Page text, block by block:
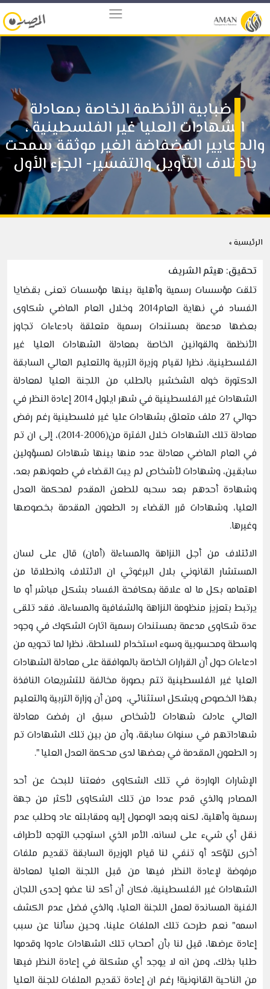
ضبابية الأنظمة الخاصة بمعادلة
الشهادات العليا غير الفلسطينية ،
والمعايير الفضفاضة الغير موثقة سمحت
باختلاف التأويل والتفسير- الجزء الأول
الرئيسية »
تحقيق: هيثم الشريف
تلقت مؤسسات رسمية وأهلية بينها مؤسسات تعنى بقضايا
الفساد في نهاية العام2014 وخلال العام الماضي شكاوى
بعضها مدعمة بمستندات رسمية متعلقة بادعاءات تجاوز
الأنظمة والقوانين الخاصة بمعادلة الشهادات العليا غير
الفلسطينية، نظرا لقيام وزيرة التربية والتعليم العالي السابقة
الدكتورة خوله الشخشير بالطلب من اللجنة العليا لمعادلة
الشهادات غير الفلسطينية في شهر ايلول 2014 إعادة النظر في
حوالي 27 ملف متعلق بشهادات عليا غير فلسطينية رغم رفض
معادلة تلك الشهادات خلال الفترة من(2006-2014)، إلى ان تم
في العام الماضي معادلة عدد منها بينها شهادات لمسؤولين
سابقين، وشهادات لأشخاص لم يبت القضاء في طعونهم بعد،
وشهادة أحدهم بعد سحبه للطعن المقدم لمحكمة العدل
العليا، وشهادات قرر القضاء رد الطعون المقدمة بخصوصها
وغيرها.
الائتلاف من أجل النزاهة والمساءلة (أمان) قال على لسان
المستشار القانوني بلال البرغوثي ان الائتلاف وانطلاقا من
اهتمامه بكل ما له علاقة بمكافحة الفساد بشكل مباشر أو ما
يرتبط بتعزيز منظومة النزاهة والشفافية والمساءلة، فقد تلقى
عدة شكاوى مدعمة بمستندات رسمية اثارت الشكوك في وجود
واسطة ومحسوبية وسوء استخدام للسلطة، نظرا لما تحويه من
ادعاءات حول أن القرارات الخاصة بالموافقة على معادلة الشهادات
العليا غير الفلسطينية تتم بصورة مخالفة للتشريعات النافذة
بهذا الخصوص وبشكل استثنائي، ومن أن وزارة التربية والتعليم
العالي عادلت شهادات لأشخاص سبق ان رفضت معادلة
شهاداتهم في سنوات سابقة، وأن من بين تلك الشهادات تم
رد الطعون المقدمة في بعضها لدى محكمة العدل العليا ".
الإشارات الواردة في تلك الشكاوى دفعتنا للبحث عن أحد
المصادر والذي قدم عددا من تلك الشكاوى لأكثر من جهة
رسمية وأهلية، لكنه وبعد الوصول إليه ومقابلته عاد وطلب عدم
نقل أي شيء على لسانه، الأمر الذي استوجب التوجه لأطراف
أخرى لتؤكد أو تنفي لنا قيام الوزيرة السابقة تقديم ملفات
مرفوضة لإعادة النظر فيها من قبل اللجنة العليا لمعادلة
الشهادات غير الفلسطينية، فكان أن أكد لنا عضو إحدى اللجان
الفنية المساندة لعمل اللجنة العليا، والذي فضل عدم الكشف
اسمه" نعم طرحت تلك الملفات علينا، وحين سألنا عن سبب
إعادة عرضها، قيل لنا بأن أصحاب تلك الشهادات عادوا وقدموا
طلبا بذلك، ومن انه لا يوجد أي مشكلة في إعادة النظر فيها
من الناحية القانونية! رغم ان إعادة تقديم الملفات للجنة العليا